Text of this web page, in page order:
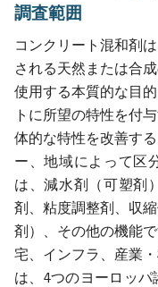
調査範囲
コンクリート混和剤
される天然または合
使用する本質的な目
トに所望の特性を付
体的な特性を改善す
ー、地域によって区
は、減水剤（可塑剤
剤、粘度調整剤、収
剤）、その他の機能
宅、インフラ、産業
は、4つのヨーロッ